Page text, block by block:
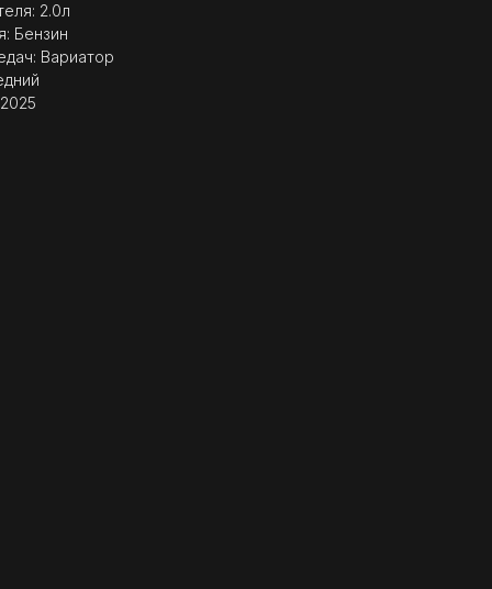
2.0л
Бензин
Вариатор